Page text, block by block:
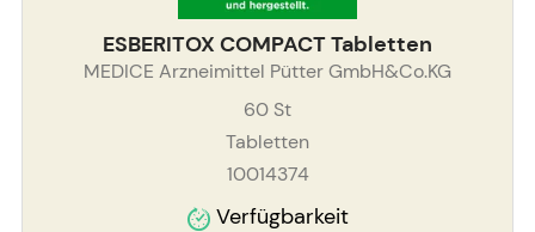
ESBERITOX COMPACT Tabletten
MEDICE Arzneimittel Pütter GmbH&Co.KG
60 St
Tabletten
10014374
Verfügbarkeit